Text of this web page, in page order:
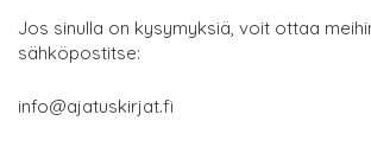
Jos sinulla on kysymyksiä, voit ottaa
sähköpostitse:
info@ajatuskirjat.fi